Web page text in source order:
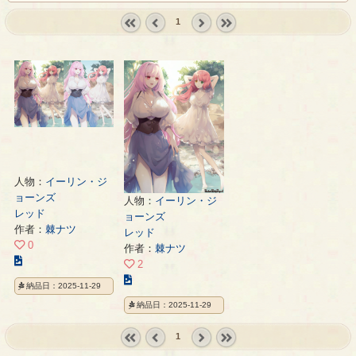
1
人物： イーリン・ジ
ョーンズ
レッド
作者： 棘ナツ
0
の
イ
納品日：2025-11-29
人物： イーリン・ジ
ョーンズ
レッド
作者：棘ナツ
2
の
イ
ラ
ス
納品日：2025-11-29
1